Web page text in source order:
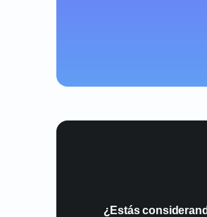
¿Estás